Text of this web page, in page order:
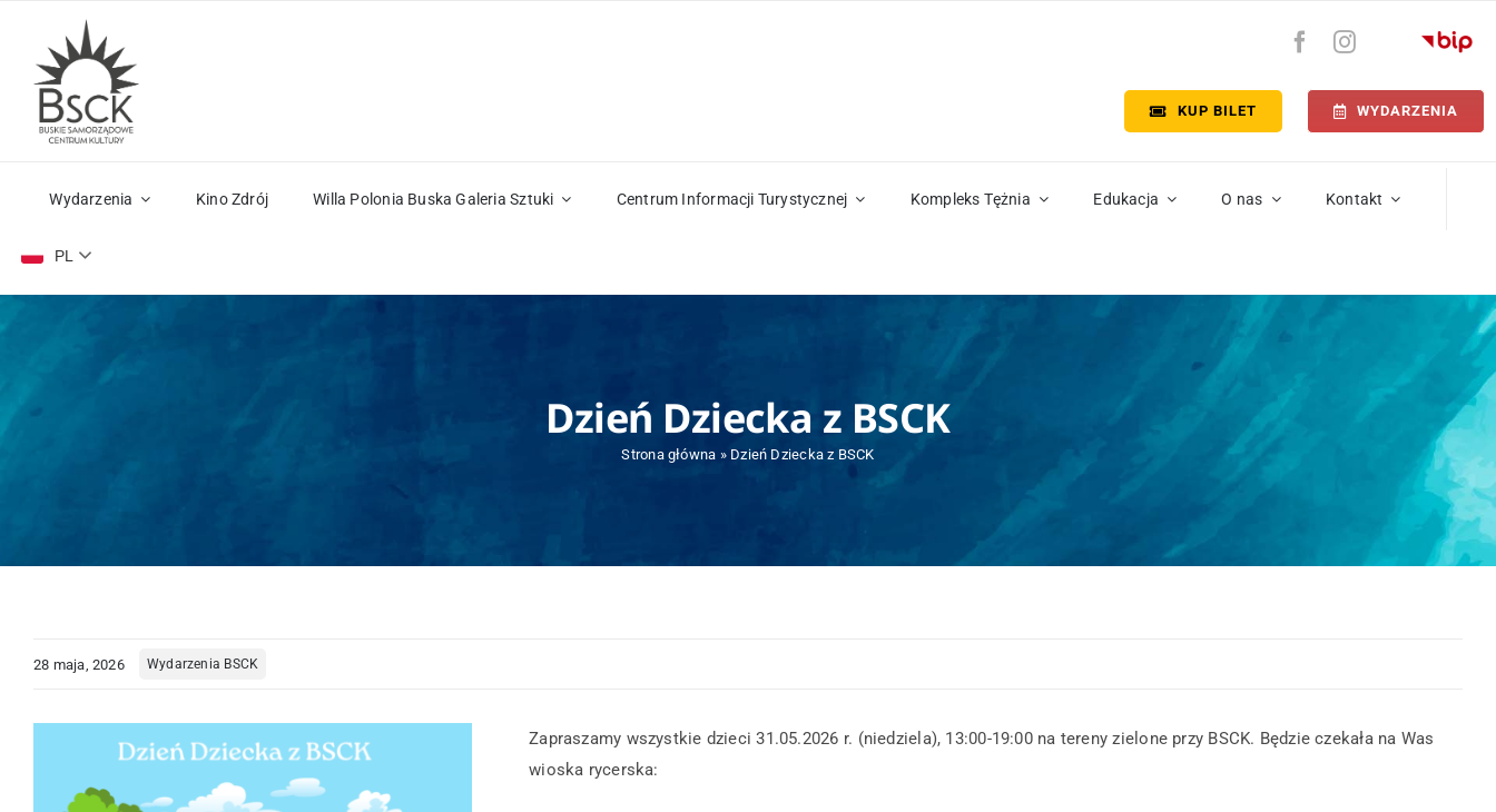
zawartości
KUP BILET WYDARZENIA
Wydarzenia Kino Zdrój Willa Polonia Buska Galeria Sztuki Centrum Informacji Turystycznej Kompleks Tężnia Edukacja O nas Kontakt
PL
Dzień Dziecka z BSCK
Strona główna » Dzień Dziecka z BSCK
28 maja, 2026 Wydarzenia BSCK
Zapraszamy wszystkie dzieci 31.05.2026 r. (niedziela), 13:00-19:00 na tereny zielone przy BSCK. Będzie czekała na Was
wioska rycerska: